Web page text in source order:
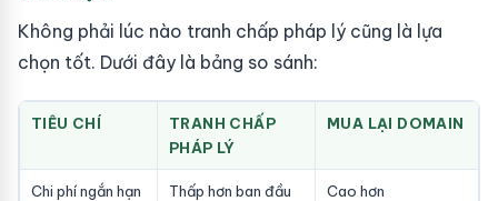
Không phải lúc nào tranh chấp pháp lý cũng là lựa
chọn tốt. Dưới đây là bảng so sánh:
TIÊU CHÍ
TRANH CHẤP
PHÁP LÝ
MUA LẠI DOMAIN
Chi phí ngắn hạn Thấp hơn ban đầu Cao hơn